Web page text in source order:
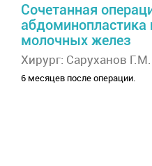
Сочетанная
абдоминопластика
молочных желез
Хирург: Саруханов Г.М.
6 месяцев после операции.